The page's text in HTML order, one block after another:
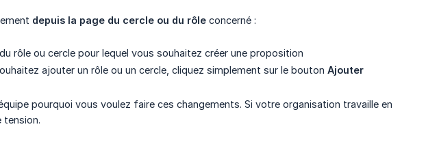
depuis la page du cercle ou du rôle concerné :
rôle ou cercle pour lequel vous souhaitez créer une proposition
ajouter un rôle ou un cercle, cliquez simplement sur le bouton Ajouter
pourquoi vous voulez faire ces changements. Si votre organisation travaille en
tension.